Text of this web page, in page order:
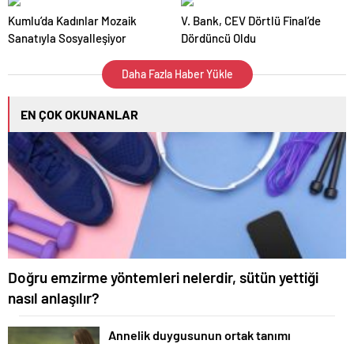
Kumlu’da Kadınlar Mozaik
Sanatıyla Sosyalleşiyor
V. Bank, CEV Dörtlü Final’de
Dördüncü Oldu
Daha Fazla Haber Yükle
EN ÇOK OKUNANLAR
Doğru emzirme yöntemleri nelerdir, sütün yettiği
nasıl anlaşılır?
Annelik duygusunun ortak tanımı